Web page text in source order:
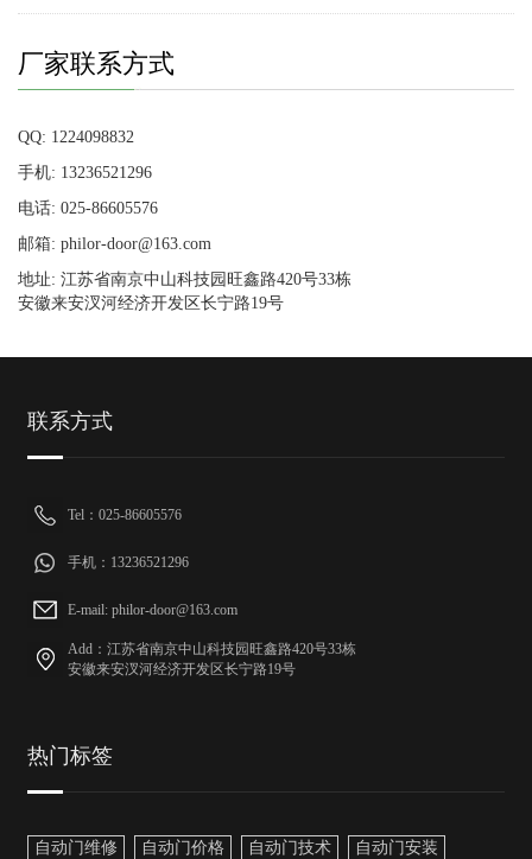
厂家联系方式
QQ: 1224098832
手机: 13236521296
电话: 025-86605576
邮箱: philor-door@163.com
地址: 江苏省南京中山科技园旺鑫路420号33栋
安徽来安汊河经济开发区长宁路19号
联系方式
Tel：025-86605576
手机：13236521296
E-mail: philor-door@163.com
Add：江苏省南京中山科技园旺鑫路420号33栋
安徽来安汊河经济开发区长宁路19号
热门标签
自动门维修 自动门价格 自动门技术 自动门安装